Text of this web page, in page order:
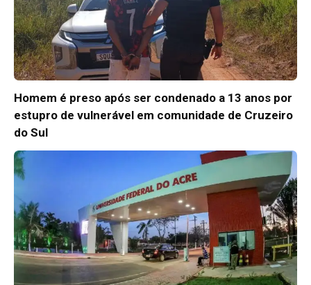
Homem é preso após ser condenado a 13 anos por
estupro de vulnerável em comunidade de Cruzeiro
do Sul